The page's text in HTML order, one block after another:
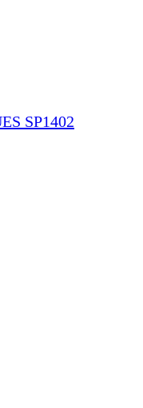
SP1402